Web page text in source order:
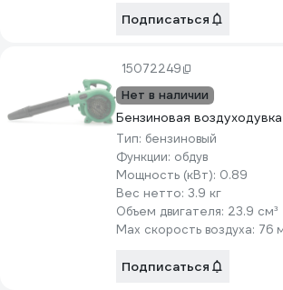
Подписаться
15072249
Нет в наличии
Бензиновая
Тип: бензиновый
Функции: обдув
Мощность (кВт): 0.89
Вес нетто: 3.9 кг
Объем двигателя: 23.9 см³
Max скорость воздуха: 76
Подписаться